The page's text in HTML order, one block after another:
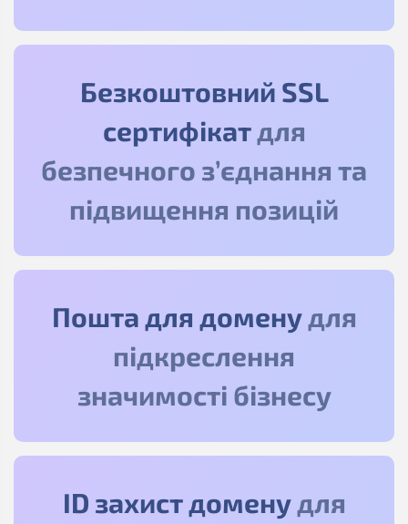
Безкоштовний SSL
сертифікатдля
безпечного з’єднання та
підвищення позицій
Пошта для доменудля
підкреслення
значимості бізнесу
ID захист доменудля